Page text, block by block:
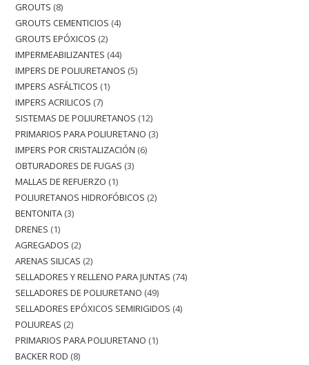
GROUTS 8
GROUTS CEMENTICIOS 4
GROUTS EPÓXICOS 2
IMPERMEABILIZANTES 44
IMPERS DE POLIURETANOS 5
IMPERS ASFÁLTICOS 1
IMPERS ACRILICOS 7
SISTEMAS DE POLIURETANOS 12
PRIMARIOS PARA POLIURETANO 3
IMPERS POR CRISTALIZACIÓN 6
OBTURADORES DE FUGAS 3
MALLAS DE REFUERZO 1
POLIURETANOS HIDROFÓBICOS 2
BENTONITA 3
DRENES 1
AGREGADOS 2
ARENAS SILICAS 2
SELLADORES Y RELLENO PARA JUNTAS 74
SELLADORES DE POLIURETANO 49
SELLADORES EPÓXICOS SEMIRIGIDOS 4
POLIUREAS 2
PRIMARIOS PARA POLIURETANO 1
BACKER ROD 8